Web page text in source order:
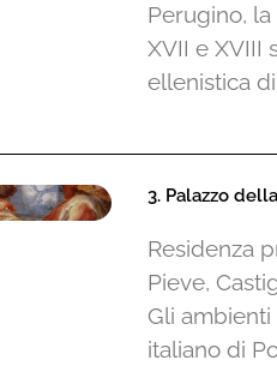
Perugino, la
XVII e XVIII
ellenistica
3. Palazzo
Residenza
Pieve,
Gli
italiano di